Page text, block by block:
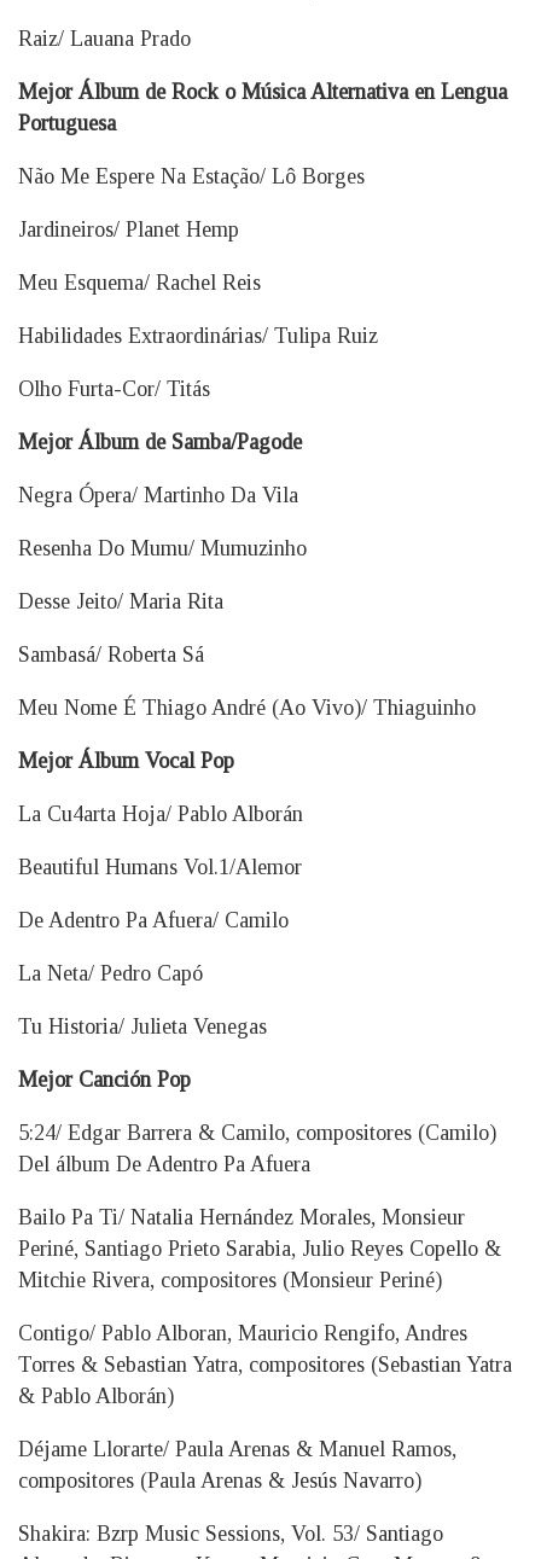
Raiz/ Lauana Prado
Mejor Álbum de Rock o Música Alternativa en Lengua
Portuguesa
Não Me Espere Na Estação/ Lô Borges
Jardineiros/ Planet Hemp
Meu Esquema/ Rachel Reis
Habilidades Extraordinárias/ Tulipa Ruiz
Olho Furta-Cor/ Titás
Mejor Álbum de Samba/Pagode
Negra Ópera/ Martinho Da Vila
Resenha Do Mumu/ Mumuzinho
Desse Jeito/ Maria Rita
Sambasá/ Roberta Sá
Meu Nome É Thiago André (Ao Vivo)/ Thiaguinho
Mejor Álbum Vocal Pop
La Cu4arta Hoja/ Pablo Alborán
Beautiful Humans Vol.1/Alemor
De Adentro Pa Afuera/ Camilo
La Neta/ Pedro Capó
Tu Historia/ Julieta Venegas
Mejor Canción Pop
5:24/ Edgar Barrera & Camilo, compositores (Camilo)
Del álbum De Adentro Pa Afuera
Bailo Pa Ti/ Natalia Hernández Morales, Monsieur
Periné, Santiago Prieto Sarabia, Julio Reyes Copello &
Mitchie Rivera, compositores (Monsieur Periné)
Contigo/ Pablo Alboran, Mauricio Rengifo, Andres
Torres & Sebastian Yatra, compositores (Sebastian Yatra
& Pablo Alborán)
Déjame Llorarte/ Paula Arenas & Manuel Ramos,
compositores (Paula Arenas & Jesús Navarro)
Shakira: Bzrp Music Sessions, Vol. 53/ Santiago